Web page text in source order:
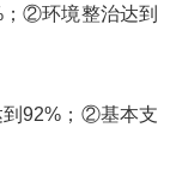
；②环境整治达到
到92%；②基本支